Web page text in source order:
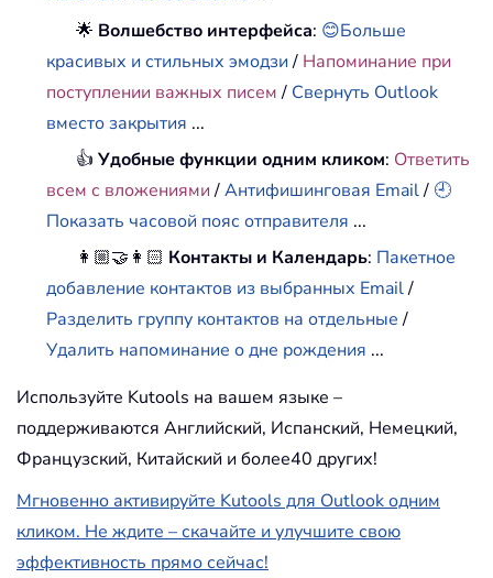
🌟 Волшебство интерфейса: 😊Больше
красивых и стильных эмодзи/ Напоминание при
поступлении важных писем/ Свернуть Outlook
вместо закрытия ...
👍Удобные функции одним кликом: Ответить
всем с вложениями /Антифишинговая Email/ 🕘
Показать часовой пояс отправителя ...
👩🏼‍🤝‍👩🏻 Контакты и Календарь: Пакетное
добавление контактов из выбранных Email/
Разделить группу контактов на отдельные/
Удалить напоминание о дне рождения ...
Используйте Kutools на вашем языке –
поддерживаются Английский, Испанский, Немецкий,
Французский, Китайский и более40 других!
Мгновенно активируйте Kutools для Outlook одним
кликом. Не ждите – скачайте и улучшите свою
эффективность прямо сейчас!